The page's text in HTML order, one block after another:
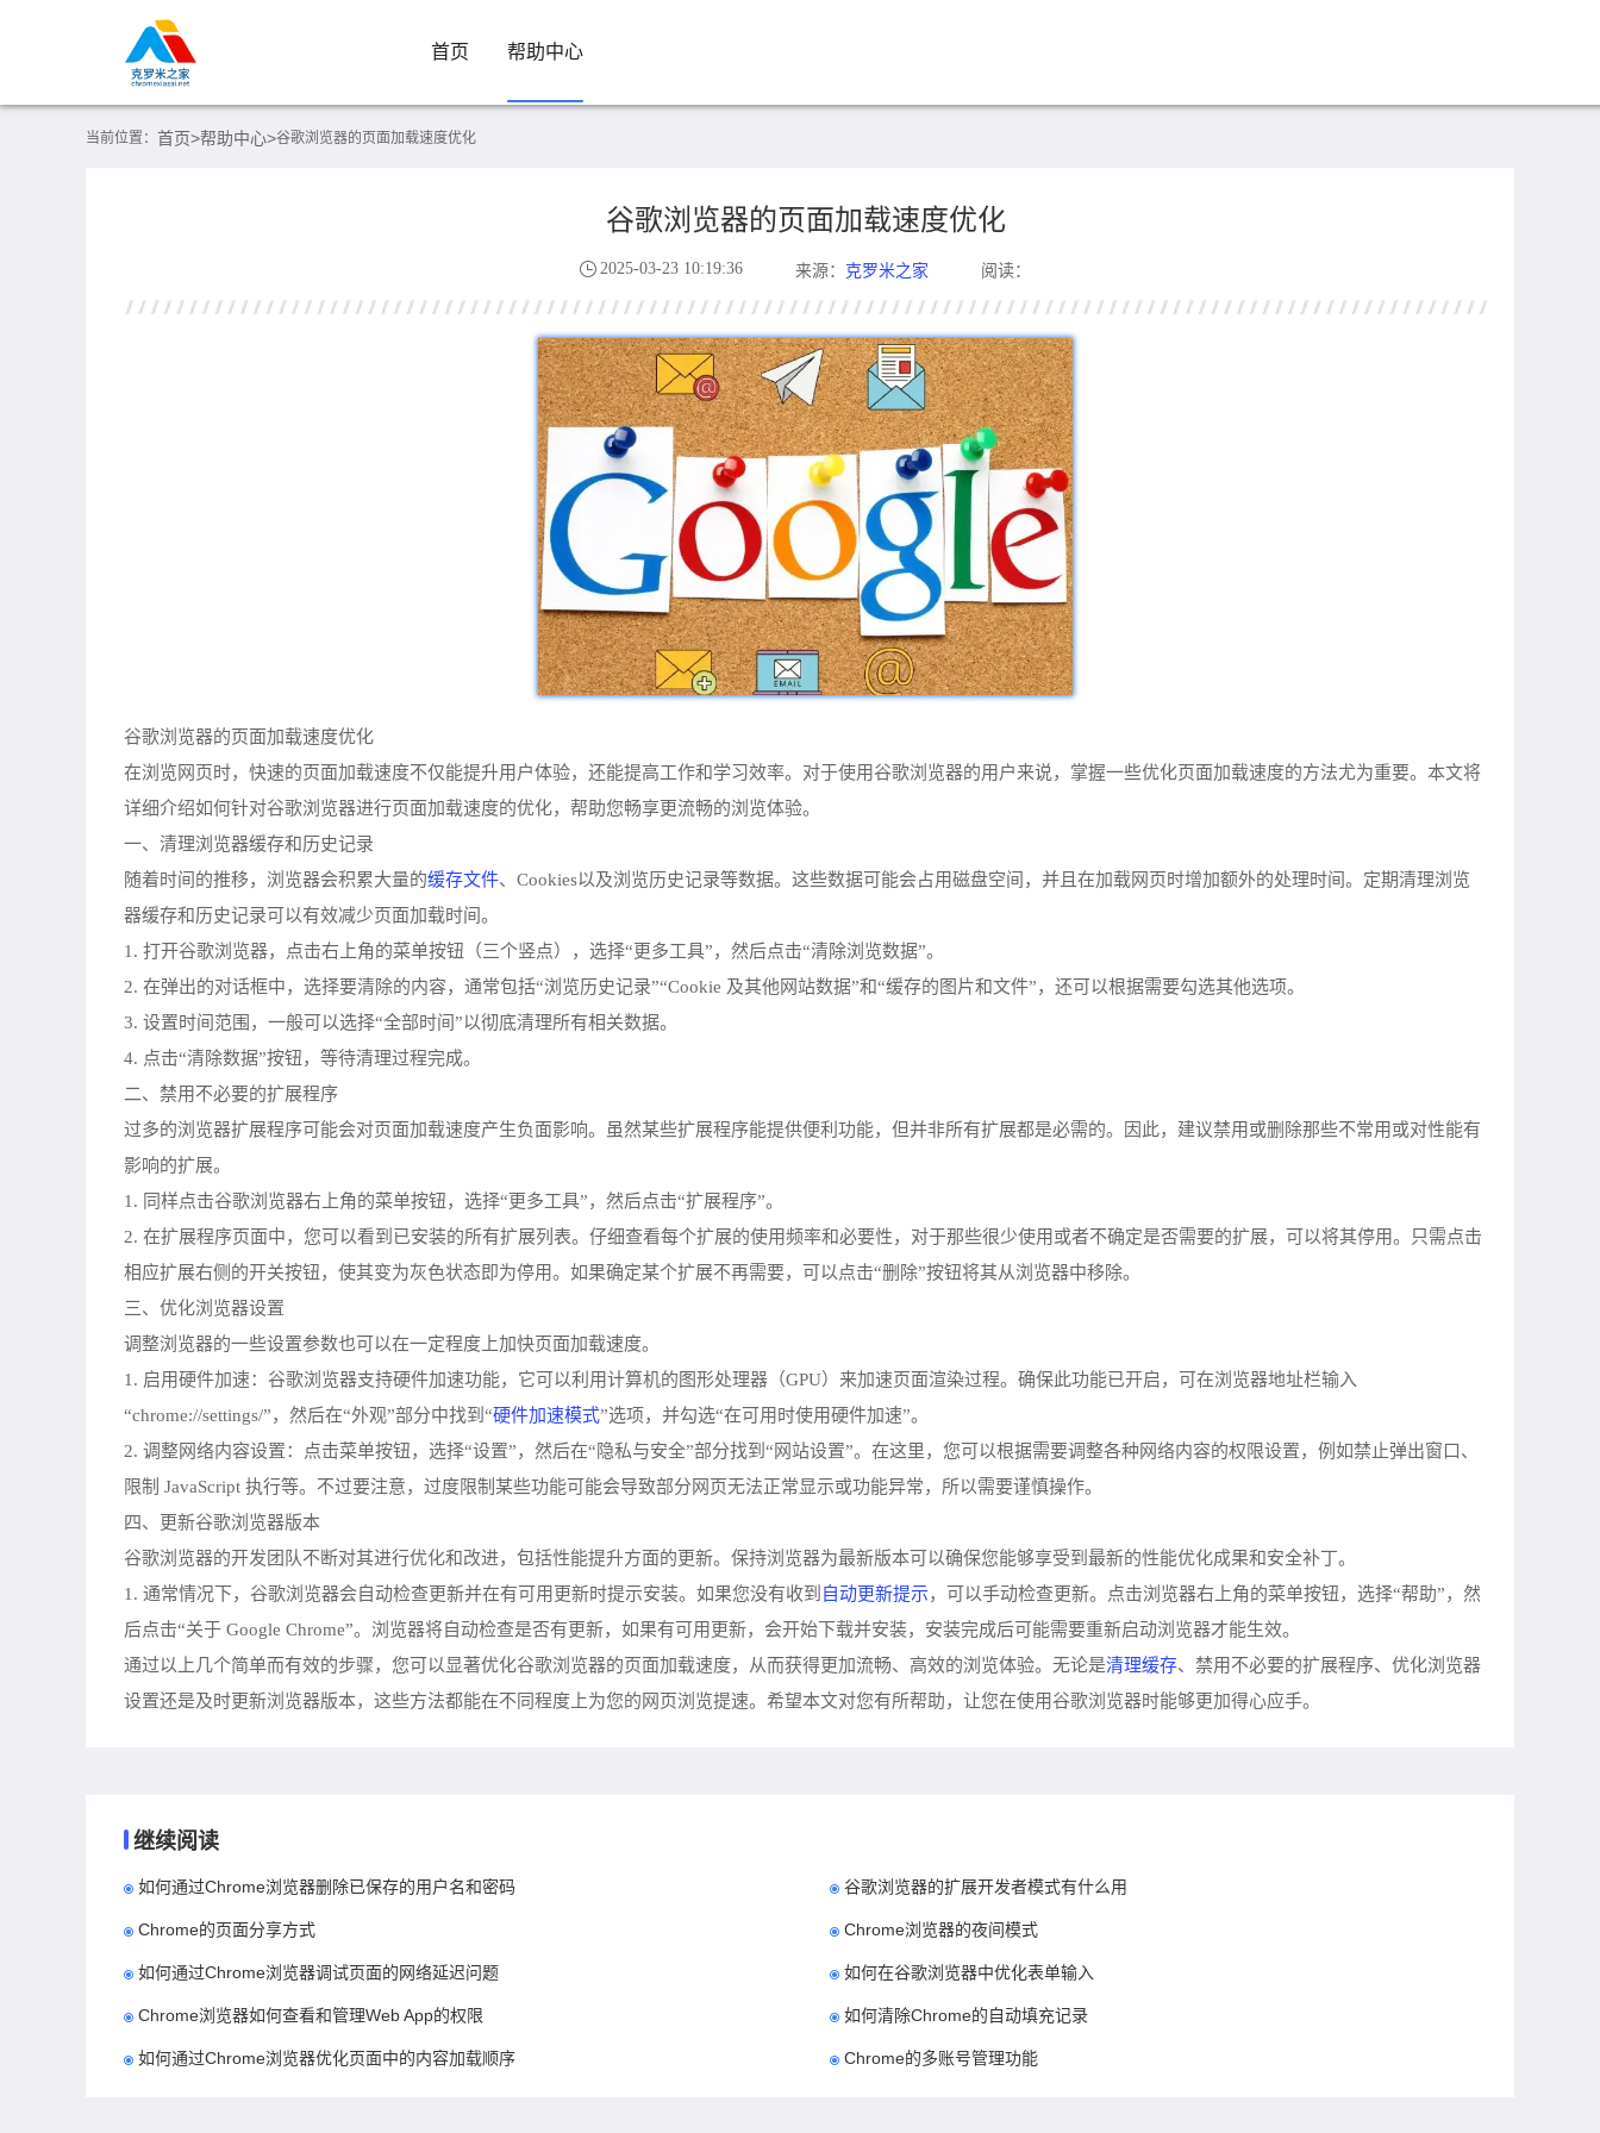
首页 帮助中心
当前位置： 首页>帮助中心>谷歌浏览器的页面加载速度优化
谷歌浏览器的页面加载速度优化
2025-03-23 10:19:36 来源： 克罗米之家 阅读：
谷歌浏览器的页面加载速度优化
在浏览网页时，快速的页面加载速度不仅能提升用户体验，还能提高工作和学习效率。对于使用谷歌浏览器的用户来说，掌握一些优化页面加载速度的方法尤为重要。本文将
详细介绍如何针对谷歌浏览器进行页面加载速度的优化，帮助您畅享更流畅的浏览体验。
一、清理浏览器缓存和历史记录
随着时间的推移，浏览器会积累大量的缓存文件、Cookies以及浏览历史记录等数据。这些数据可能会占用磁盘空间，并且在加载网页时增加额外的处理时间。定期清理浏览
器缓存和历史记录可以有效减少页面加载时间。
1. 打开谷歌浏览器，点击右上角的菜单按钮（三个竖点），选择“更多工具”，然后点击“清除浏览数据”。
2. 在弹出的对话框中，选择要清除的内容，通常包括“浏览历史记录”“Cookie 及其他网站数据”和“缓存的图片和文件”，还可以根据需要勾选其他选项。
3. 设置时间范围，一般可以选择“全部时间”以彻底清理所有相关数据。
4. 点击“清除数据”按钮，等待清理过程完成。
二、禁用不必要的扩展程序
过多的浏览器扩展程序可能会对页面加载速度产生负面影响。虽然某些扩展程序能提供便利功能，但并非所有扩展都是必需的。因此，建议禁用或删除那些不常用或对性能有
影响的扩展。
1. 同样点击谷歌浏览器右上角的菜单按钮，选择“更多工具”，然后点击“扩展程序”。
2. 在扩展程序页面中，您可以看到已安装的所有扩展列表。仔细查看每个扩展的使用频率和必要性，对于那些很少使用或者不确定是否需要的扩展，可以将其停用。只需点击
相应扩展右侧的开关按钮，使其变为灰色状态即为停用。如果确定某个扩展不再需要，可以点击“删除”按钮将其从浏览器中移除。
三、优化浏览器设置
调整浏览器的一些设置参数也可以在一定程度上加快页面加载速度。
1. 启用硬件加速：谷歌浏览器支持硬件加速功能，它可以利用计算机的图形处理器（GPU）来加速页面渲染过程。确保此功能已开启，可在浏览器地址栏输入
“chrome://settings/”，然后在“外观”部分中找到“硬件加速模式”选项，并勾选“在可用时使用硬件加速”。
2. 调整网络内容设置：点击菜单按钮，选择“设置”，然后在“隐私与安全”部分找到“网站设置”。在这里，您可以根据需要调整各种网络内容的权限设置，例如禁止弹出窗口、
限制 JavaScript 执行等。不过要注意，过度限制某些功能可能会导致部分网页无法正常显示或功能异常，所以需要谨慎操作。
四、更新谷歌浏览器版本
谷歌浏览器的开发团队不断对其进行优化和改进，包括性能提升方面的更新。保持浏览器为最新版本可以确保您能够享受到最新的性能优化成果和安全补丁。
1. 通常情况下，谷歌浏览器会自动检查更新并在有可用更新时提示安装。如果您没有收到 自动更新提示，可以手动检查更新。点击浏览器右上角的菜单按钮，选择“帮助”，然
后点击“关于 Google Chrome”。浏览器将自动检查是否有更新，如果有可用更新，会开始下载并安装，安装完成后可能需要重新启动浏览器才能生效。
通过以上几个简单而有效的步骤，您可以显著优化谷歌浏览器的页面加载速度，从而获得更加流畅、高效的浏览体验。无论是清理缓存、禁用不必要的扩展程序、优化浏览器
设置还是及时更新浏览器版本，这些方法都能在不同程度上为您的网页浏览提速。希望本文对您有所帮助，让您在使用谷歌浏览器时能够更加得心应手。
继续阅读
如何通过Chrome浏览器删除已保存的用户名和密码 谷歌浏览器的扩展开发者模式有什么用
Chrome的页面分享方式 Chrome浏览器的夜间模式
如何通过Chrome浏览器调试页面的网络延迟问题 如何在谷歌浏览器中优化表单输入
Chrome浏览器如何查看和管理Web App的权限 如何清除Chrome的自动填充记录
如何通过Chrome浏览器优化页面中的内容加载顺序 Chrome的多账号管理功能